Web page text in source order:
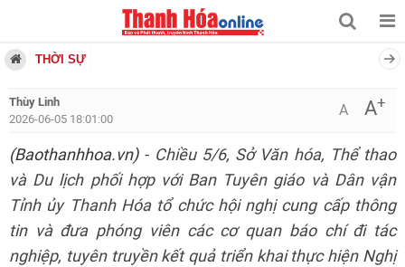
THỜI SỰ
Thùy Linh
2026-06-05 18:01:00
A A+
(Baothanhhoa.vn)- Chiều 5/6, Sở Văn hóa, Thể thao
và Du lịch phối hợp với Ban Tuyên giáo và Dân vận
Tỉnh ủy Thanh Hóa tổ chức hội nghị cung cấp thông
tin và đưa phóng viên các cơ quan báo chí đi tác
nghiệp, tuyên truyền kết quả triển khai thực hiện Nghị